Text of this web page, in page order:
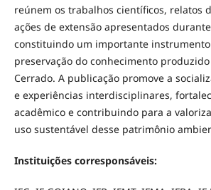
reúnem os trabalhos científicos, relatos
ações de extensão apresentados
constituindo um importante
preservação do conhecimento
Cerrado. A publicação promove a
e experiências interdisciplinares,
acadêmico e contribuindo para a
uso sustentável desse patrimônio
Instituições corresponsáveis: